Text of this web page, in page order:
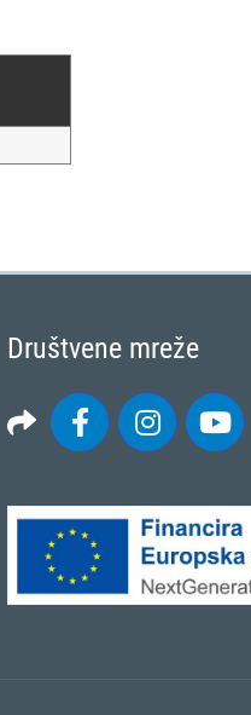
Društvene mreže